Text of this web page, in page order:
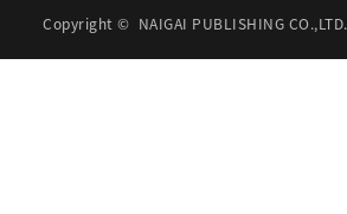
Copyright © NAIGAI PUBLISHING CO.,LTD.